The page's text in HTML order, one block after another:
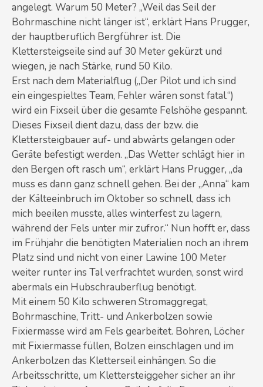
angelegt. Warum 50 Meter? „Weil das Seil der
Bohrmaschine nicht länger ist“, erklärt Hans Prugger,
der hauptberuflich Bergführer ist. Die
Klettersteigseile sind auf 30 Meter gekürzt und
wiegen, je nach Stärke, rund 50 Kilo.
Erst nach dem Materialflug („Der Pilot und ich sind
ein eingespieltes Team, Fehler wären sonst fatal.“)
wird ein Fixseil über die gesamte Felshöhe gespannt.
Dieses Fixseil dient dazu, dass der bzw. die
Klettersteigbauer auf- und abwärts gelangen oder
Geräte befestigt werden. „Das Wetter schlägt hier in
den Bergen oft rasch um“, erklärt Hans Prugger, „da
muss es dann ganz schnell gehen. Bei der „Anna“ kam
der Kälteeinbruch im Oktober so schnell, dass ich
mich beeilen musste, alles winterfest zu lagern,
während der Fels unter mir zufror.“ Nun hofft er, dass
im Frühjahr die benötigten Materialien noch an ihrem
Platz sind und nicht von einer Lawine 100 Meter
weiter runter ins Tal verfrachtet wurden, sonst wird
abermals ein Hubschrauberflug benötigt.
Mit einem 50 Kilo schweren Stromaggregat,
Bohrmaschine, Tritt- und Ankerbolzen sowie
Fixiermasse wird am Fels gearbeitet. Bohren, Löcher
mit Fixiermasse füllen, Bolzen einschlagen und im
Ankerbolzen das Kletterseil einhängen. So die
Arbeitsschritte, um Klettersteiggeher sicher an ihr